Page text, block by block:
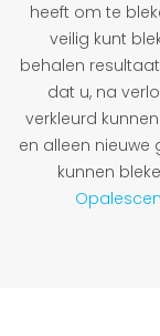
heeft om te
veilig kunt
behalen
dat u, na
verkleurd
en alleen
kunnen